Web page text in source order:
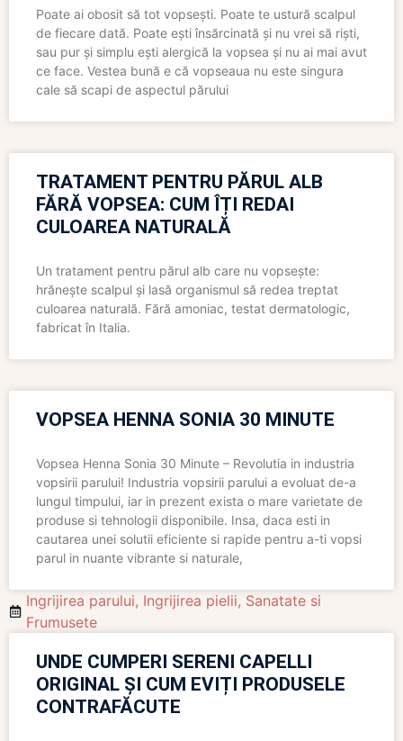
Poate ai obosit să tot vopsești. Poate te ustură scalpul
de fiecare dată. Poate ești însărcinată și nu vrei să riști,
sau pur și simplu ești alergică la vopsea și nu ai mai avut
ce face. Vestea bună e că vopseaua nu este singura
cale să scapi de aspectul părului
TRATAMENT PENTRU PĂRUL ALB
FĂRĂ VOPSEA: CUM ÎȚI REDAI
CULOAREA NATURALĂ
Un tratament pentru părul alb care nu vopsește:
hrănește scalpul și lasă organismul să redea treptat
culoarea naturală. Fără amoniac, testat dermatologic,
fabricat în Italia.
VOPSEA HENNA SONIA 30 MINUTE
Vopsea Henna Sonia 30 Minute – Revolutia in industria
vopsirii parului! Industria vopsirii parului a evoluat de-a
lungul timpului, iar in prezent exista o mare varietate de
produse si tehnologii disponibile. Insa, daca esti in
cautarea unei solutii eficiente si rapide pentru a-ti vopsi
parul in nuante vibrante si naturale,
Ingrijirea parului, Ingrijirea pielii, Sanatate si
Frumusete
UNDE CUMPERI SERENI CAPELLI
ORIGINAL ȘI CUM EVIȚI PRODUSELE
CONTRAFĂCUTE